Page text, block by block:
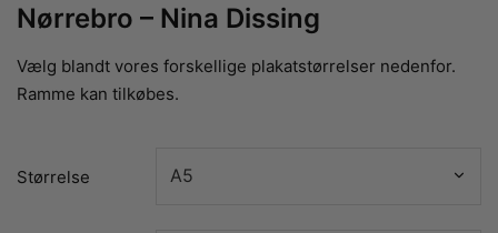
Nørrebro – Nina Dissing
Vælg blandt vores forskellige plakatstørrelser nedenfor.
Ramme kan tilkøbes.
Størrelse